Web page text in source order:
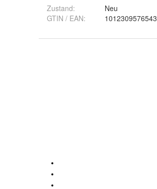
Zustand:
Neu
GTIN / EAN:
1012309576543